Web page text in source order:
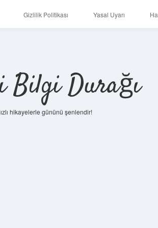
Gizlilik Politikası Yasal Uyarı
Bilgi Durağı
hikayelerle gününü şenlendir!